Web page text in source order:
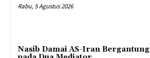
Rabu, 5 Agustus 2026
Nasib Damai AS-Iran Bergantung